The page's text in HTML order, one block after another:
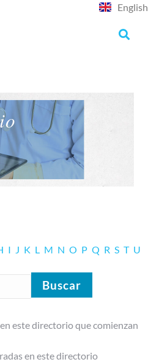
English
I J K L M N O P Q R S T U
este directorio que comienzan
en este directorio